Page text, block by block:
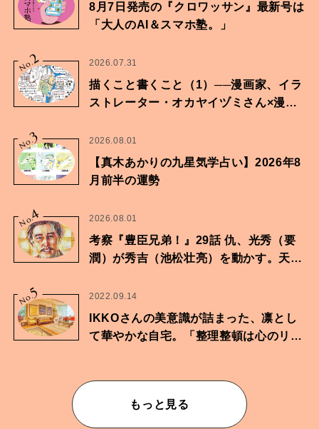
8月7日発売の『クロワッサン』最新号は
「大人のAI＆スマホ塾。」
No.2 2026.07.31
描くこと書くこと（1）──漫画家、イラ
ストレーター・オカヤイヅミさん×漫画
No.3 2026.08.01
【真木あかりの九星気学占い】2026年8
月前半の運勢
No.4 2026.08.01
考察『豊臣兄弟！』29話 仇、光秀（要
潤）が秀吉（池松壮亮）を動かす。天下
No.5 2022.09.14
IKKOさんの美意識が詰まった、凛とし
て華やかな自宅。「整理整頓は心のリズ
もっと見る